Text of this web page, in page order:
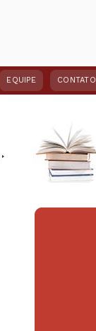
EQUIPE CONTATO